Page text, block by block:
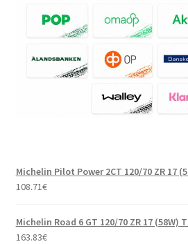
Michelin Pilot Power 2CT 120/70 ZR 17
108.71€
Michelin Road 6 GT 120/70 ZR 17 (58W)
163.83€